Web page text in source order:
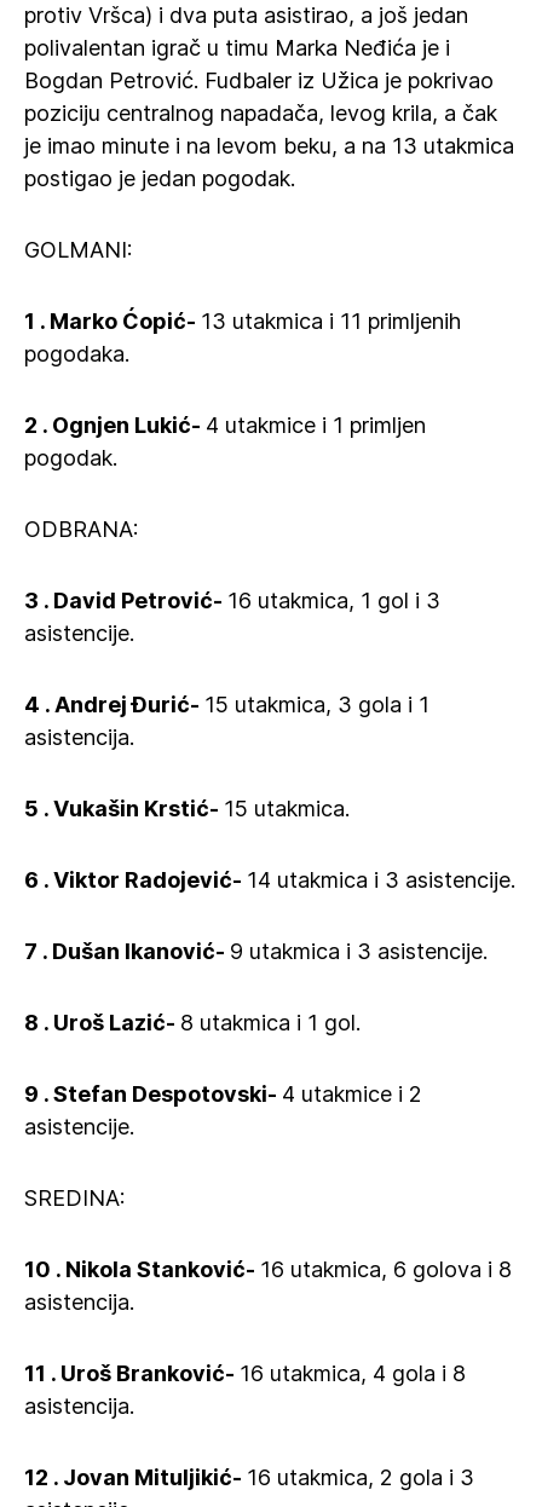
protiv Vršca) i dva puta asistirao, a još jedan
polivalentan igrač u timu Marka Neđića je i
Bogdan Petrović. Fudbaler iz Užica je pokrivao
poziciju centralnog napadača, levog krila, a čak
je imao minute i na levom beku, a na 13 utakmica
postigao je jedan pogodak.
GOLMANI:
1 . Marko Ćopić- 13 utakmica i 11 primljenih
pogodaka.
2 . Ognjen Lukić- 4 utakmice i 1 primljen
pogodak.
ODBRANA:
3 . David Petrović- 16 utakmica, 1 gol i 3
asistencije.
4 . Andrej Đurić- 15 utakmica, 3 gola i 1
asistencija.
5 . Vukašin Krstić- 15 utakmica.
6 . Viktor Radojević- 14 utakmica i 3 asistencije.
7 . Dušan Ikanović- 9 utakmica i 3 asistencije.
8 . Uroš Lazić- 8 utakmica i 1 gol.
9 . Stefan Despotovski- 4 utakmice i 2
asistencije.
SREDINA:
10 . Nikola Stanković- 16 utakmica, 6 golova i 8
asistencija.
11 . Uroš Branković- 16 utakmica, 4 gola i 8
asistencija.
12 . Jovan Mituljikić- 16 utakmica, 2 gola i 3